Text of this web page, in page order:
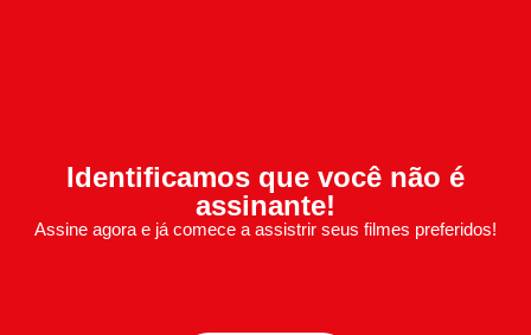
Identificamos que você não é
assinante!
Assine agora e já comece a assistrir seus filmes preferidos!